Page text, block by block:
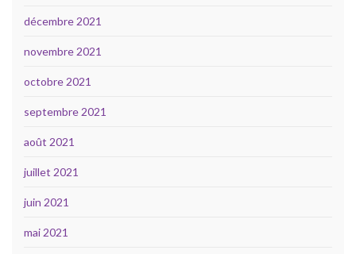
décembre 2021
novembre 2021
octobre 2021
septembre 2021
août 2021
juillet 2021
juin 2021
mai 2021